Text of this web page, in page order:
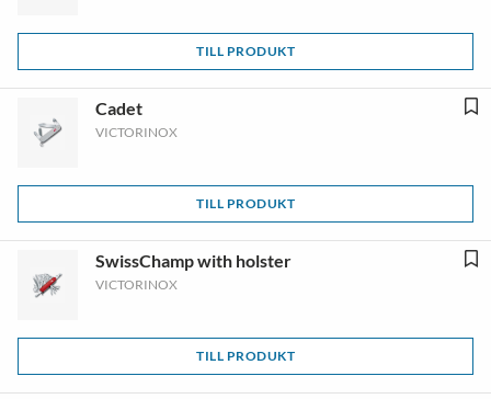
TILL PRODUKT
Cadet
VICTORINOX
TILL PRODUKT
SwissChamp with holster
VICTORINOX
TILL PRODUKT